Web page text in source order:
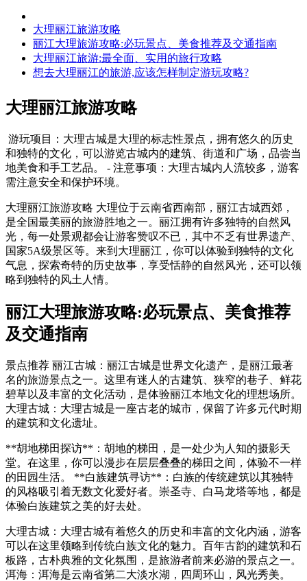
大理丽江旅游攻略
丽江大理旅游攻略:必玩景点、美食推荐及交通指南
大理丽江旅游:最全面、实用的旅行攻略
想去大理丽江的旅游,应该怎样制定游玩攻略?
大理丽江旅游攻略
游玩项目：大理古城是大理的标志性景点，拥有悠久的历史
和独特的文化，可以游览古城内的建筑、街道和广场，品尝当
地美食和手工艺品。 - 注意事项：大理古城内人流较多，游客
需注意安全和保护环境。
大理丽江旅游攻略 大理位于云南省西南部，丽江古城西郊，
是全国最美丽的旅游胜地之一。丽江拥有许多独特的自然风
光，每一处景观都会让游客赞叹不已，其中不乏有世界遗产、
国家5A级景区等。来到大理丽江，你可以体验到独特的文化
气息，探索奇特的历史故事，享受恬静的自然风光，还可以领
略到独特的风土人情。
丽江大理旅游攻略:必玩景点、美食推荐
及交通指南
景点推荐 丽江古城：丽江古城是世界文化遗产，是丽江最著
名的旅游景点之一。这里有迷人的古建筑、狭窄的巷子、鲜花
碧草以及丰富的文化活动，是体验丽江本地文化的理想场所。
大理古城：大理古城是一座古老的城市，保留了许多元代时期
的建筑和文化遗址。
**胡地梯田探访**：胡地的梯田，是一处少为人知的摄影天
堂。在这里，你可以漫步在层层叠叠的梯田之间，体验不一样
的田园生活。 **白族建筑寻访**：白族的传统建筑以其独特
的风格吸引着无数文化爱好者。崇圣寺、白马龙塔等地，都是
体验白族建筑之美的好去处。
大理古城：大理古城有着悠久的历史和丰富的文化内涵，游客
可以在这里领略到传统白族文化的魅力。百年古韵的建筑和石
板路，古朴典雅的文化氛围，是旅游者前来必游的景点之一。
洱海：洱海是云南省第二大淡水湖，四周环山，风光秀美。